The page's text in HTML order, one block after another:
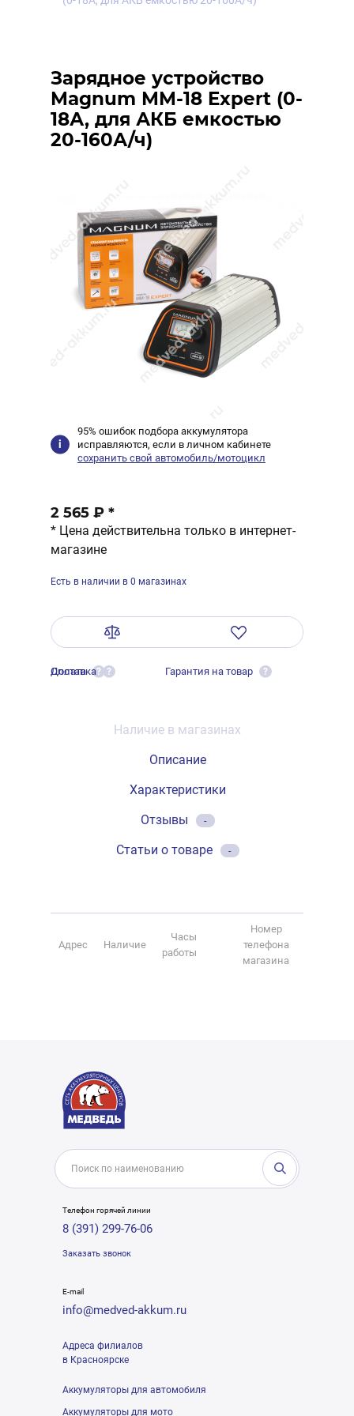
Зарядное устройство
Magnum MM-18 Expert (0-
18А, для АКБ емкостью
20-160А/ч)
95% ошибок подбора аккумулятора
исправляются, если в личном кабинете
сохранить свой автомобиль/мотоцикл
2 565 ₽ *
* Цена действительна только в интернет-
магазине
Есть в наличии в 0 магазинах
Оплата ?
Доставка ? Гарантия на товар ?
Наличие в магазинах
Описание
Характеристики
Отзывы
-
Статьи о товаре -
Адрес Наличие
Часы
работы
Номер
телефона
магазина
Телефон горячей линии
8 (391) 299-76-06
Заказать звонок
E-mail
info@medved-akkum.ru
Адреса филиалов
в Красноярске
Аккумуляторы для автомобиля
Аккумуляторы для мото